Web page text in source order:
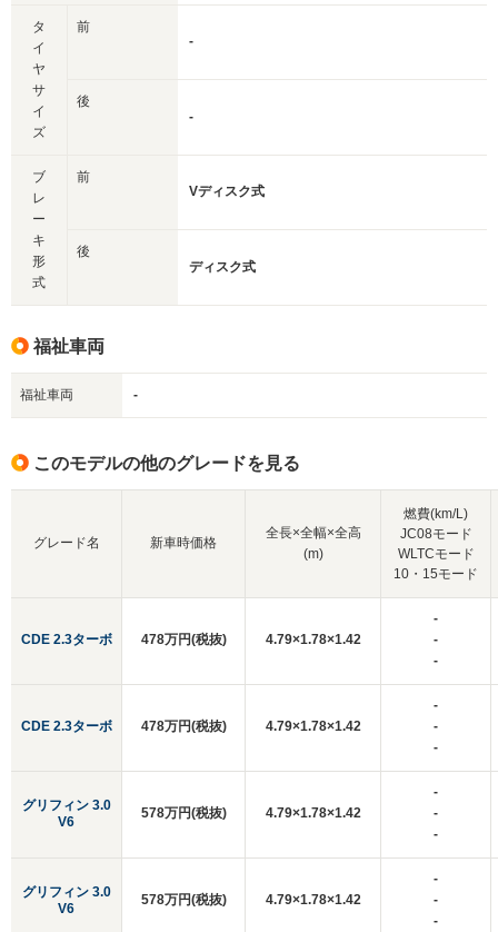
タ
イ
ヤ
サ
イ
ズ
前
-
後
-
ブ
レ
ー
キ
形
式
前
Vディスク式
後
ディスク式
福祉車両
福祉車両 -
このモデルの他のグレードを見る
グレード名
CDE 2.3ターボ
CDE 2.3ターボ
グリフィン 3.0
V6
グリフィン 3.0
V6
新車時価格
全長×全幅×全高
(m)
燃費(km/L)
JC08モード
WLTCモード
10・15モード
478万円(税抜) 4.79×1.78×1.42
-
-
-
478万円(税抜) 4.79×1.78×1.42
-
-
-
578万円(税抜) 4.79×1.78×1.42
-
-
-
578万円(税抜) 4.79×1.78×1.42
-
-
-